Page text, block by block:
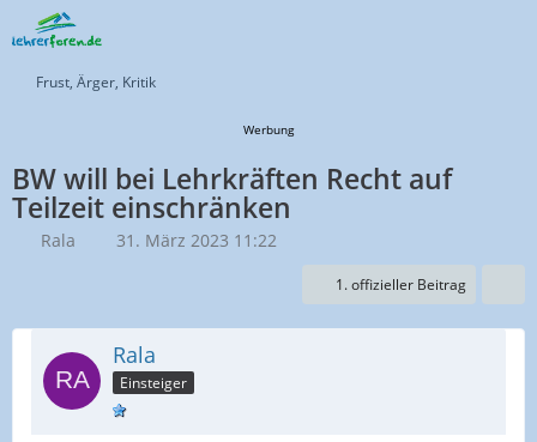
Frust, Ärger, Kritik
Werbung
BW will bei Lehrkräften Recht auf
Teilzeit einschränken
Rala 31. März 2023 11:22
1. offizieller Beitrag
Rala
Einsteiger